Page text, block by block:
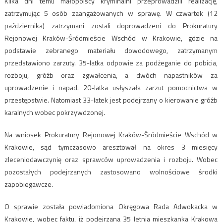
zatrzymując 5 osób zaangażowanych w sprawę. W czwartek (12
października) zatrzymani zostali doprowadzeni do Prokuratury
Rejonowej Kraków-Śródmieście Wschód w Krakowie, gdzie na
podstawie zebranego materiału dowodowego, zatrzymanym
przedstawiono zarzuty. 35-latka odpowie za podżeganie do pobicia,
rozboju, gróźb oraz zgwałcenia, a dwóch napastników za
uprowadzenie i napad. 20-latka usłyszała zarzut pomocnictwa w
przestępstwie. Natomiast 33-latek jest podejrzany o kierowanie gróźb
karalnych wobec pokrzywdzonej.
Na wniosek Prokuratury Rejonowej Kraków-Śródmieście Wschód w
Krakowie, sąd tymczasowo aresztował na okres 3 miesięcy
zleceniodawczynię oraz sprawców uprowadzenia i rozboju. Wobec
pozostałych podejrzanych zastosowano wolnościowe środki
zapobiegawcze.
O sprawie została powiadomiona Okręgowa Rada Adwokacka w
Krakowie, wobec faktu, iż podejrzana 35 letnia mieszkanka Krakowa